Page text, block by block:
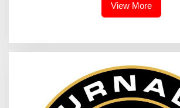
View More